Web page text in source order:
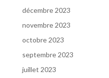
décembre 2023
novembre 2023
octobre 2023
septembre 2023
juillet 2023